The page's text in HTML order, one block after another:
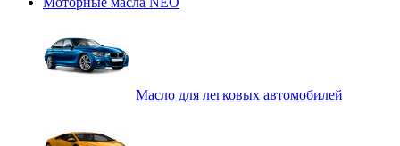
Масло для легковых автомобилей